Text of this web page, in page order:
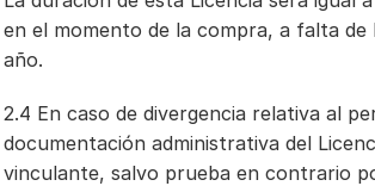
en el momento de la compra, a falta
año.
2.4 En caso de divergencia relativa al
documentación administrativa del
vinculante, salvo prueba en contrario